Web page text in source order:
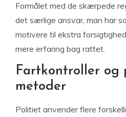
Formålet med de skærpede
det særlige ansvar, man har
motivere til ekstra
mere erfaring bag rattet.
Fartkontroller og
metoder
Politiet anvender flere